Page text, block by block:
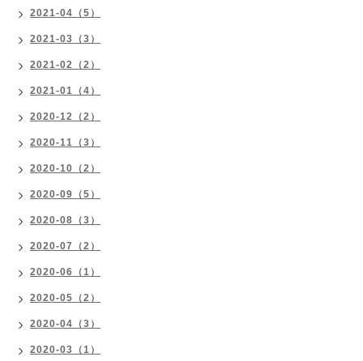
2021-04（5）
2021-03（3）
2021-02（2）
2021-01（4）
2020-12（2）
2020-11（3）
2020-10（2）
2020-09（5）
2020-08（3）
2020-07（2）
2020-06（1）
2020-05（2）
2020-04（3）
2020-03（1）